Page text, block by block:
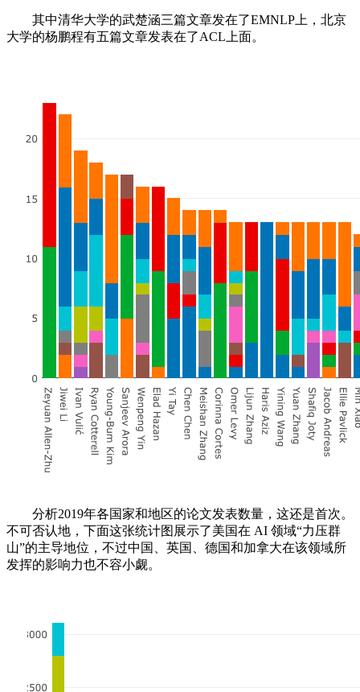
其中清华大学的武楚涵三篇文章发在了EMNLP上，北京
大学的杨鹏程有五篇文章发表在了ACL上面。
分析2019年各国家和地区的论文发表数量，这还是首次。
不可否认地，下面这张统计图展示了美国在 AI 领域“力压群
山”的主导地位，不过中国、英国、德国和加拿大在该领域所
发挥的影响力也不容小觑。